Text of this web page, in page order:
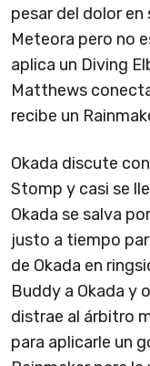
pesar del dolor en
Meteora pero no
aplica un Diving
Matthews
recibe un
Okada discute
Stomp y casi se
Okada se salva
justo a tiempo
de Okada en
Buddy a Okada y
distrae al árbitro
para aplicarle un